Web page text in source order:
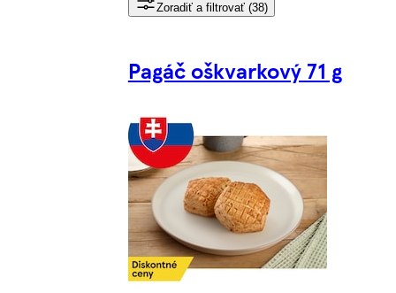
Zoradiť a filtrovať (38)
Pagáč oškvarkový 71 g